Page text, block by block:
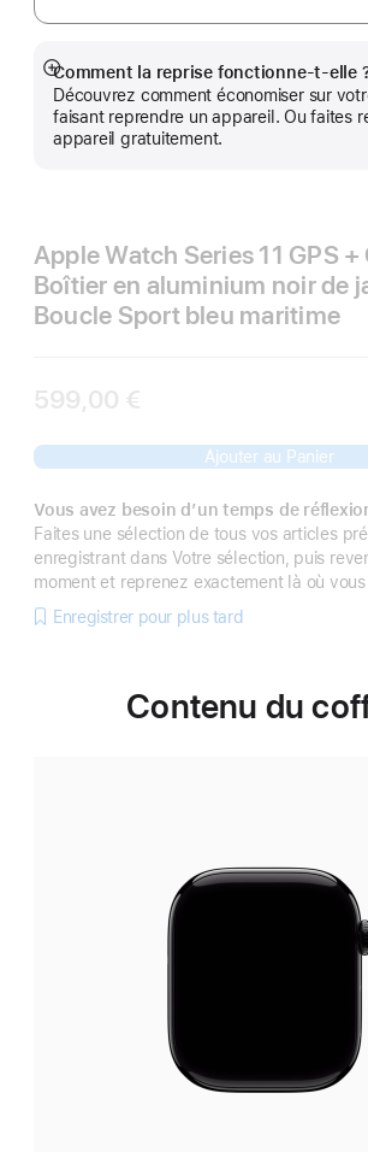
Comment la reprise fonctionne-t-elle
Découvrez comment économiser sur
faisant reprendre un appareil. Ou faites
appareil gratuitement.
Afficher
plus
Apple Watch Series 11 GPS +
Boîtier en aluminium noir de
Boucle Sport bleu maritime
599,00 €
Ajouter au Panier
Vous avez besoin d’un temps de
Faites une sélection de tous vos articles
enregistrant dans Votre sélection, puis
moment et reprenez exactement là où
Enregistrer pour plus tard
Contenu du